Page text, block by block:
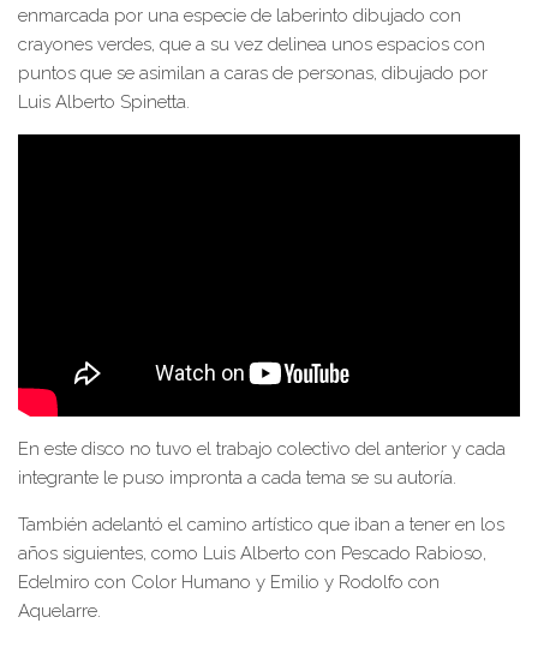
enmarcada por una especie de laberinto dibujado con
crayones verdes, que a su vez delinea unos espacios con
puntos que se asimilan a caras de personas, dibujado por
Luis Alberto Spinetta.
En este disco no tuvo el trabajo colectivo del anterior y cada
integrante le puso impronta a cada tema se su autoría.
También adelantó el camino artístico que iban a tener en los
años siguientes, como Luis Alberto con Pescado Rabioso,
Edelmiro con Color Humano y Emilio y Rodolfo con
Aquelarre.